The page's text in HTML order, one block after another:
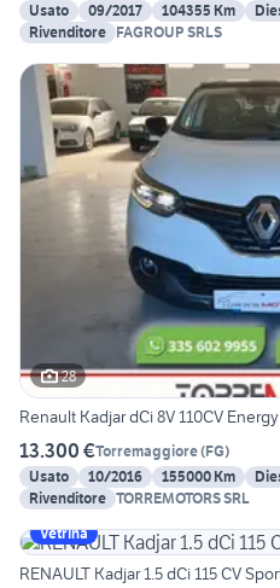
Usato
09/2017 104355 Km
Rivenditore FAGROUP SRLS
28
Renault Kadjar dCi 8V 110CV
13.300 €Torremaggiore(FG)
Usato
10/2016 155000 Km
Rivenditore TORREMOTORS SRL
Vetrina
RENAULT Kadjar 1.5 dCi 115 CV